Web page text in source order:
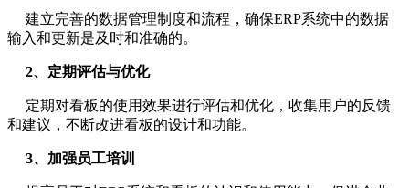
建立完善的数据管理制度和流程，确保ERP系统中的数据
输入和更新是及时和准确的。
2、定期评估与优化
定期对看板的使用效果进行评估和优化，收集用户的反馈
和建议，不断改进看板的设计和功能。
3、加强员工培训